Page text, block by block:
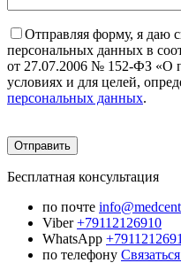
Отправляя форму, я даю
персональных данных в
от 27.07.2006 № 152-ФЗ «О
условиях и для целей,
персональных данных.
Бесплатная консультация
по почте
Viber +79112126910
WhatsApp
по телефону